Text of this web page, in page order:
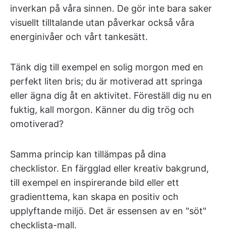
inverkan på våra sinnen. De gör inte bara saker
visuellt tilltalande utan påverkar också våra
energinivåer och vårt tankesätt.
Tänk dig till exempel en solig morgon med en
perfekt liten bris; du är motiverad att springa
eller ägna dig åt en aktivitet. Föreställ dig nu en
fuktig, kall morgon. Känner du dig trög och
omotiverad?
Samma princip kan tillämpas på dina
checklistor. En färgglad eller kreativ bakgrund,
till exempel en inspirerande bild eller ett
gradienttema, kan skapa en positiv och
upplyftande miljö. Det är essensen av en "söt"
checklista-mall.